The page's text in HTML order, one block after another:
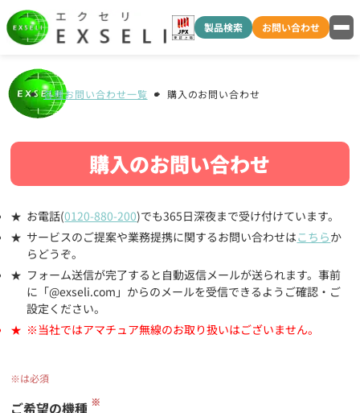
製品検索 お問い合わせ
各種お問い合わせ一覧 購入のお問い合わせ
購入のお問い合わせ
お電話(0120-880-200)でも365日深夜まで受け付けています。
サービスのご提案や業務提携に関するお問い合わせはこちらか
らどうぞ。
フォーム送信が完了すると自動返信メールが送られます。事前
に「@exseli.com」からのメールを受信できるようご確認・ご
設定ください。
※当社ではアマチュア無線のお取り扱いはございません。
※は必須
ご希望の機種 ※